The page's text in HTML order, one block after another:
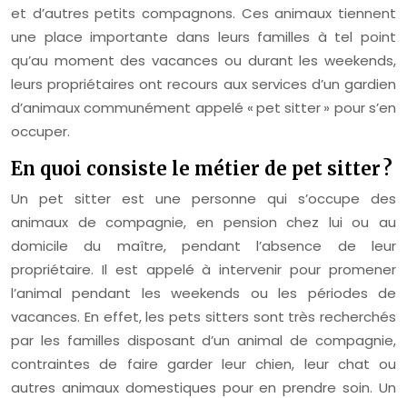
et d’autres petits compagnons. Ces animaux tiennent
une place importante dans leurs familles à tel point
qu’au moment des vacances ou durant les weekends,
leurs propriétaires ont recours aux services d’un gardien
d’animaux communément appelé « pet sitter » pour s’en
occuper.
En quoi consiste le métier de pet sitter ?
Un pet sitter est une personne qui s’occupe des
animaux de compagnie, en pension chez lui ou au
domicile du maître, pendant l’absence de leur
propriétaire. Il est appelé à intervenir pour promener
l’animal pendant les weekends ou les périodes de
vacances. En effet, les pets sitters sont très recherchés
par les familles disposant d’un animal de compagnie,
contraintes de faire garder leur chien, leur chat ou
autres animaux domestiques pour en prendre soin. Un